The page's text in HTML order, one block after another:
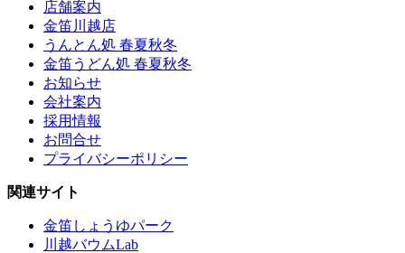
店舗案内
金笛川越店
うんとん処 春夏秋冬
金笛うどん処 春夏秋冬
お知らせ
会社案内
採用情報
お問合せ
プライバシーポリシー
関連サイト
金笛しょうゆパーク
川越バウムLab